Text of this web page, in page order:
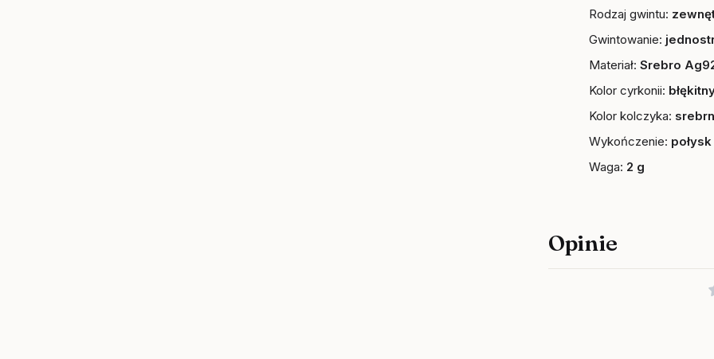
Rodzaj gwintu:
Gwintowanie:
Materiał:Srebro
Kolor cyrkonii:
Kolor kolczyka:
Wykończenie: połysk
Waga: 2 g
Opinie